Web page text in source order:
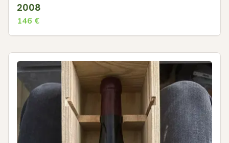
2008
146 €